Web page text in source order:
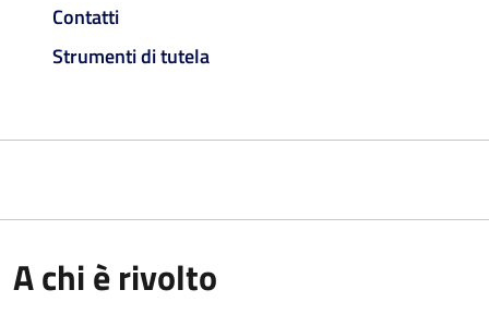
Contatti
Strumenti di tutela
A chi è rivolto